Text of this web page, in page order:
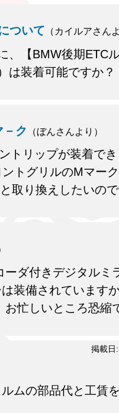
ついて （カイルアさん
、【BMW後期ETC
は装着可能ですか？
ク （ぼんさんより）
トリップが装着で
トグリルのMマー
取り換えしたいの
ダ付きデジタル
装備されています
忙しいところ恐縮
掲載日
ムの部品代と工賃